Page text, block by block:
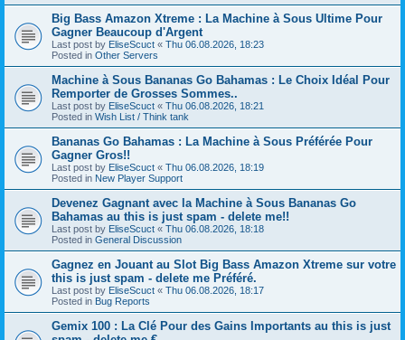
Big Bass Amazon Xtreme : La Machine à Sous Ultime Pour
Gagner Beaucoup d'Argent
Last post by EliseScuct « Thu 06.08.2026, 18:23
Posted in Other Servers
Machine à Sous Bananas Go Bahamas : Le Choix Idéal Pour
Remporter de Grosses Sommes..
Last post by EliseScuct « Thu 06.08.2026, 18:21
Posted in Wish List / Think tank
Bananas Go Bahamas : La Machine à Sous Préférée Pour
Gagner Gros!!
Last post by EliseScuct « Thu 06.08.2026, 18:19
Posted in New Player Support
Devenez Gagnant avec la Machine à Sous Bananas Go
Bahamas au this is just spam - delete me!!
Last post by EliseScuct « Thu 06.08.2026, 18:18
Posted in General Discussion
Gagnez en Jouant au Slot Big Bass Amazon Xtreme sur votre
this is just spam - delete me Préféré.
Last post by EliseScuct « Thu 06.08.2026, 18:17
Posted in Bug Reports
Gemix 100 : La Clé Pour des Gains Importants au this is just